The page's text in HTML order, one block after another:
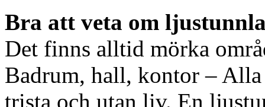
Bra att veta om
Det finns alltid mörka
Badrum, hall, kontor – Alla
trista och utan liv. En